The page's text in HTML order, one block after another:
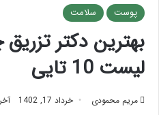
پوست سلامت
بهترین دکتر
لیست 10 تایی
مریم محمودی خرداد 17, 1402